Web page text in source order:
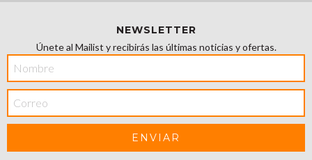
NEWSLETTER
Únete al Mailist y recibirás las últimas noticias y ofertas.